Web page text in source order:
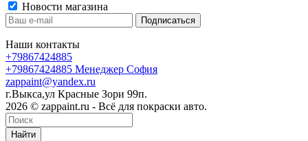
Новости магазина
Наши контакты
+79867424885
+79867424885 Менеджер София
zappaint@yandex.ru
г.Выкса,ул Красные Зори 99п.
2026 © zappaint.ru - Всё для покраски авто.
Найти